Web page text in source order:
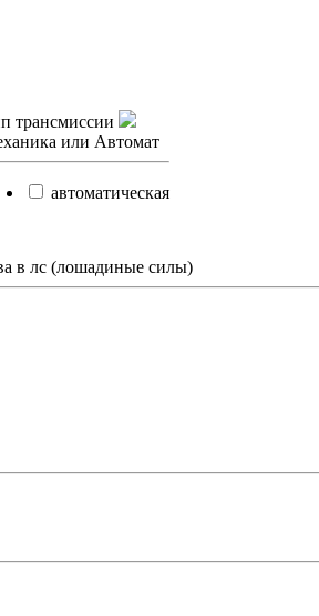
трансмиссии
или Автомат
автоматическая
в лс (лошадиные силы)